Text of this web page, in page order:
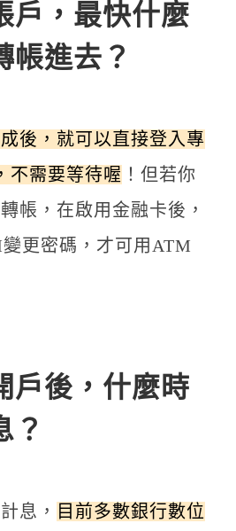
戶，最快什麼
帳進去？
後，就可以直接登入專
不需要等待喔 ！但若你
帳，在啟用金融卡後，
更密碼，才可用ATM
戶後，什麼時
？
息， 目前多數銀行數位